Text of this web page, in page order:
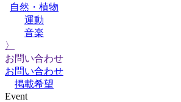
自然・植物
運動
音楽
〉
お問い合わせ
お問い合わせ
掲載希望
Event